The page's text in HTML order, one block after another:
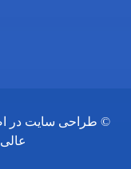
© طراحی سایت در